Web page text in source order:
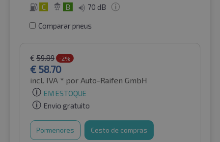
C B 70 dB
Comparar pneus
€ 59.89 -2%
€ 58.70
incl. IVA * por Auto-Raifen GmbH
EM ESTOQUE
Envio gratuito
Pormenores Cesto de compras